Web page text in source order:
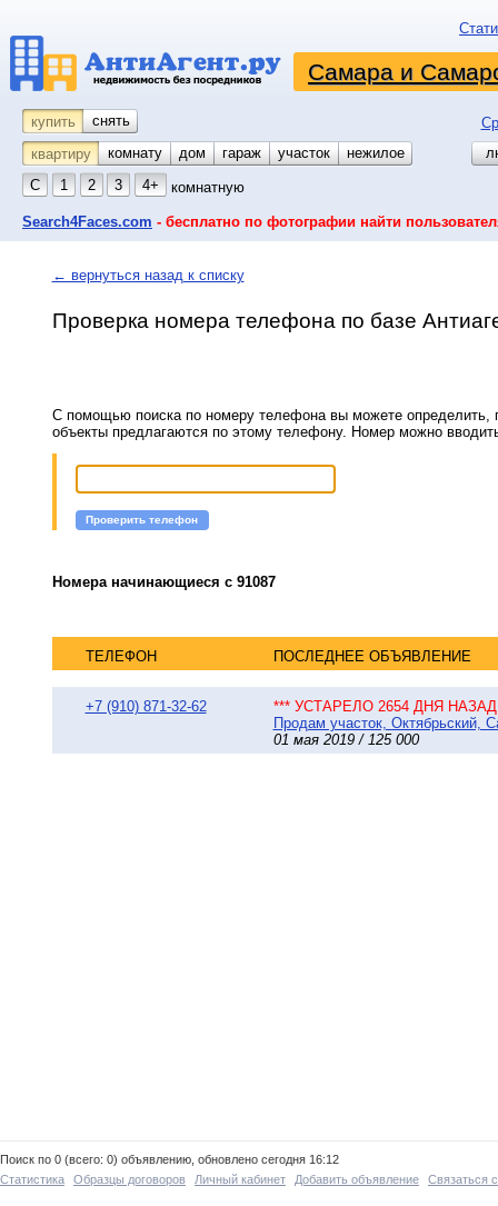
Самара и
купить снять
квартиру
комнату койко-место
дом гараж участок
нежилое
С
1 2 3 4+ комнатную
Search4Faces.com - бесплатно по фотографии найти
← вернуться назад к списку
Проверка номера телефона по базе
С помощью поиска по номеру телефона вы можете определить,
объекты предлагаются по этому телефону. Номер можно
Проверить телефон
Номера начинающиеся с 91087
ТЕЛЕФОН ПОСЛЕДНЕЕ ОБЪЯВЛЕНИЕ
+7 (910) 871-32-62
*** УСТАРЕЛО 2654 ДНЯ НАЗАД
Продам участок, Октябрьский,
01 мая 2019 / 125 000
Поиск по 0 (всего: 0) объявлению, обновлено сегодня 16:12
Статистика
Образцы договоров Личный кабинет Добавить объявление Связаться